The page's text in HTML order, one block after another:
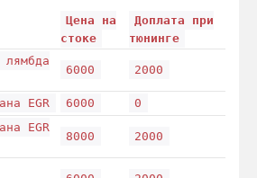
Цена на
стоке
Доплата при
тюнинге
лямбда
6000 2000
EGR 6000
0
EGR
8000 2000